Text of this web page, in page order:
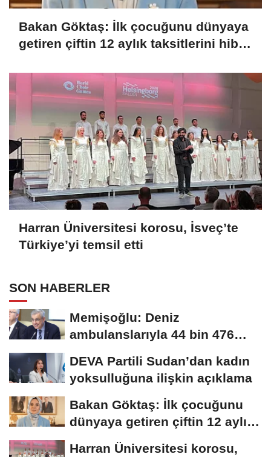
Bakan Göktaş: İlk çocuğunu dünyaya
getiren çiftin 12 aylık taksitlerini hibe
Harran Üniversitesi korosu, İsveç’te
Türkiye’yi temsil etti
SON HABERLER
Memişoğlu: Deniz
ambulanslarıyla 44 bin 476
DEVA Partili Sudan’dan kadın
yoksulluğuna ilişkin açıklama
Bakan Göktaş: İlk çocuğunu
dünyaya getiren çiftin 12 aylık
taksitlerini...
Harran Üniversitesi korosu,